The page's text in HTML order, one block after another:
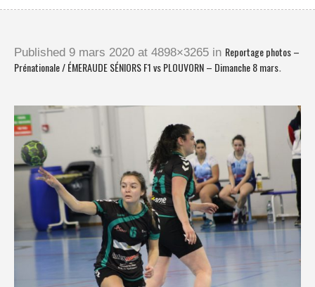
Published 9 mars 2020 at 4898×3265 in Reportage photos –
Prénationale / ÉMERAUDE SÉNIORS F1 vs PLOUVORN – Dimanche 8 mars.